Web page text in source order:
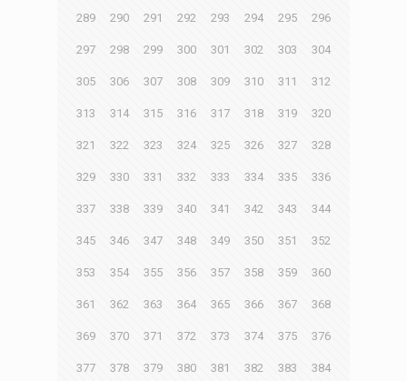
289 290 291 292 293 294 295 296
297 298 299 300 301 302 303 304
305 306 307 308 309 310 311 312
313 314 315 316 317 318 319 320
321 322 323 324 325 326 327 328
329 330 331 332 333 334 335 336
337 338 339 340 341 342 343 344
345 346 347 348 349 350 351 352
353 354 355 356 357 358 359 360
361 362 363 364 365 366 367 368
369 370 371 372 373 374 375 376
377 378 379 380 381 382 383 384